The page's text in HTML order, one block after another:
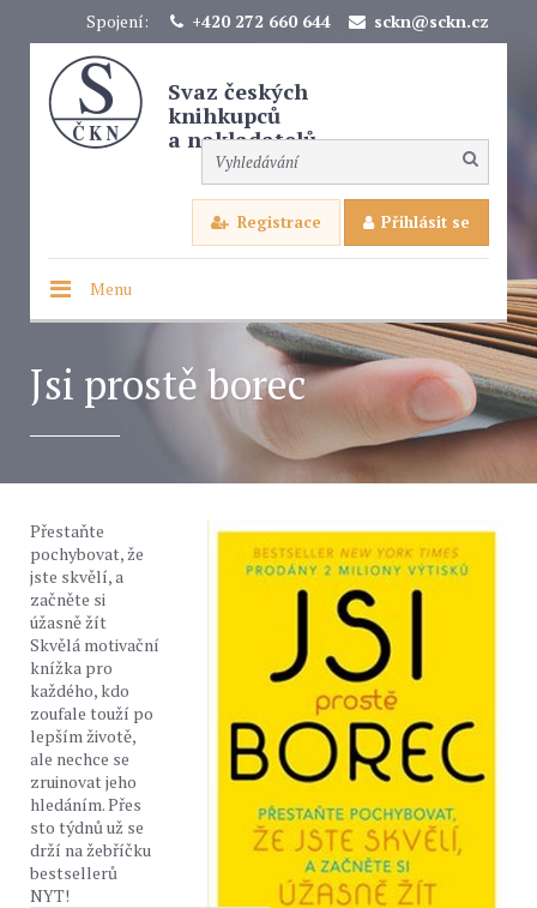
Spojení: +420 272 660 644 sckn@sckn.cz
Svaz českých
knihkupců
a nakladatelů
Registrace Přihlásit se
Menu
Jsi prostě borec
Přestaňte
pochybovat, že
jste skvělí, a
začněte si
úžasně žít
Skvělá motivační
knížka pro
každého, kdo
zoufale touží po
lepším životě,
ale nechce se
zruinovat jeho
hledáním. Přes
sto týdnů už se
drží na žebříčku
bestsellerů
NYT!